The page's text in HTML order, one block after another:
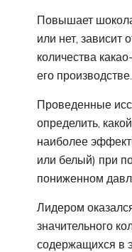
Повышает
или нет, зависит
количества
его производстве.
Проведенные
определить,
наиболее
или белый) при
пониженном
Лидером
значительного
содержащихся в